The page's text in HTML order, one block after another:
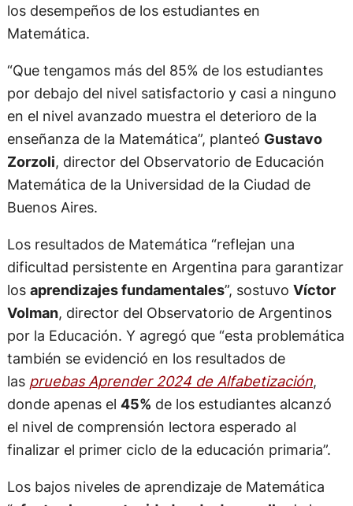
los desempeños de los estudiantes en
Matemática.
“Que tengamos más del 85% de los estudiantes
por debajo del nivel satisfactorio y casi a ninguno
en el nivel avanzado muestra el deterioro de la
enseñanza de la Matemática”, planteó Gustavo
Zorzoli, director del Observatorio de Educación
Matemática de la Universidad de la Ciudad de
Buenos Aires.
Los resultados de Matemática “reflejan una
dificultad persistente en Argentina para garantizar
los aprendizajes fundamentales”, sostuvo Víctor
Volman, director del Observatorio de Argentinos
por la Educación. Y agregó que “esta problemática
también se evidenció en los resultados de
las pruebas Aprender 2024 de Alfabetización,
donde apenas el 45% de los estudiantes alcanzó
el nivel de comprensión lectora esperado al
finalizar el primer ciclo de la educación primaria”.
Los bajos niveles de aprendizaje de Matemática